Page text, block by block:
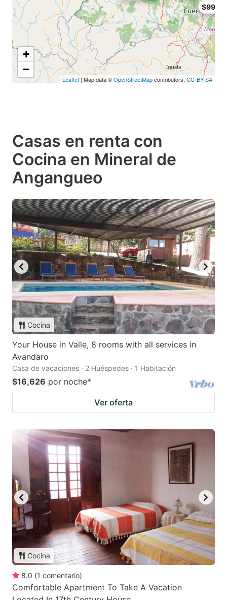
$995.5
+
−
Leaflet| Map data ©OpenStreetMapcontributors, CC-BY-SA
Casas en renta con
Cocina en Mineral de
Angangueo
Cocina
Your House in Valle, 8 rooms with all services in
Avandaro
Casa de vacaciones · 2 Huéspedes · 1 Habitación
$16,626 por noche*
Ver oferta
Cocina
8.0 (1 comentario)
Comfortable Apartment To Take A Vacation